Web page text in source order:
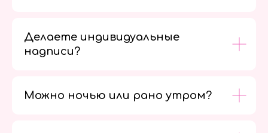
Делаете индивидуальные
надписи?
Можно ночью или рано утром?